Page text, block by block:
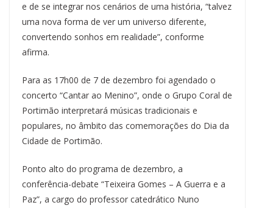
e de se integrar nos cenários de uma história, “talvez
uma nova forma de ver um universo diferente,
convertendo sonhos em realidade”, conforme
afirma.
Para as 17h00 de 7 de dezembro foi agendado o
concerto “Cantar ao Menino”, onde o Grupo Coral de
Portimão interpretará músicas tradicionais e
populares, no âmbito das comemorações do Dia da
Cidade de Portimão.
Ponto alto do programa de dezembro, a
conferência-debate “Teixeira Gomes – A Guerra e a
Paz”, a cargo do professor catedrático Nuno